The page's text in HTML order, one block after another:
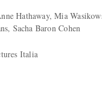
Hathaway, Mia
Sacha Baron Cohen
Italia